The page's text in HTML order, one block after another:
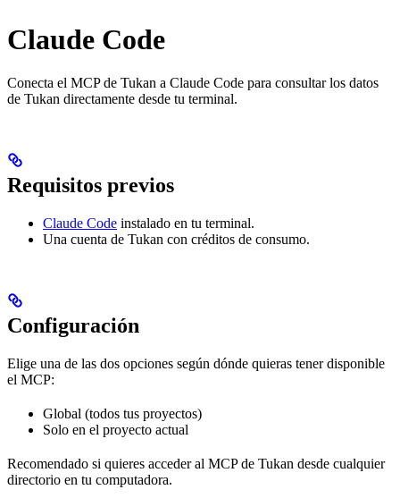
Claude Code
Conecta el MCP de Tukan a Claude Code para consultar los datos
de Tukan directamente desde tu terminal.
Requisitos previos
Claude Code instalado en tu terminal.
Una cuenta de Tukan con créditos de consumo.
Configuración
Elige una de las dos opciones según dónde quieras tener disponible
el MCP:
Global (todos tus proyectos)
Solo en el proyecto actual
Recomendado si quieres acceder al MCP de Tukan desde cualquier
directorio en tu computadora.